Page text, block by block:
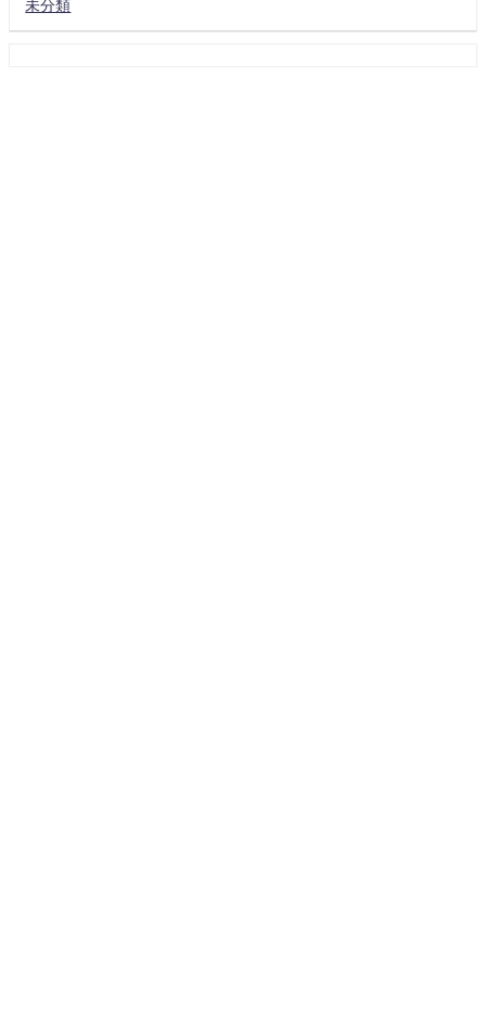
未分類